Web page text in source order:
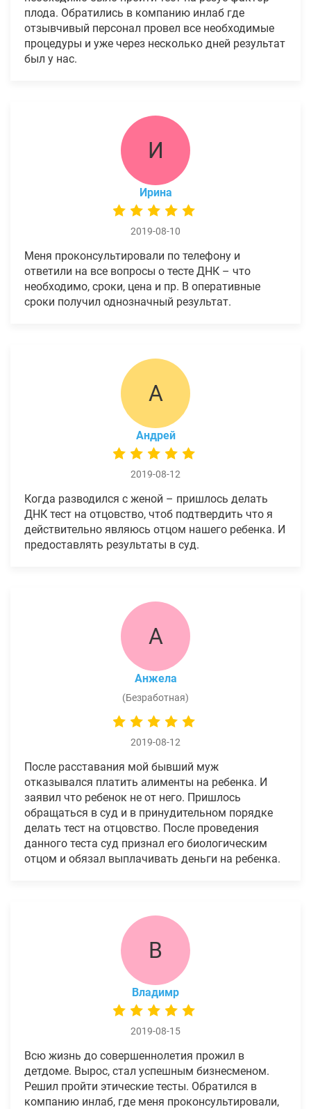
плода. Обратились в компанию инлаб где
отзывчивый персонал провел все необходимые
процедуры и уже через несколько дней результат
был у нас.
И
Ирина
2019-08-10
Меня проконсультировали по телефону и
ответили на все вопросы о тесте ДНК – что
необходимо, сроки, цена и пр. В оперативные
сроки получил однозначный результат.
А
Андрей
2019-08-12
Когда разводился с женой – пришлось делать
ДНК тест на отцовство, чтоб подтвердить что я
действительно являюсь отцом нашего ребенка. И
предоставлять результаты в суд.
А
Анжела
(Безработная)
2019-08-12
После расставания мой бывший муж
отказывался платить алименты на ребенка. И
заявил что ребенок не от него. Пришлось
обращаться в суд и в принудительном порядке
делать тест на отцовство. После проведения
данного теста суд признал его биологическим
отцом и обязал выплачивать деньги на ребенка.
В
Владимр
2019-08-15
Всю жизнь до совершеннолетия прожил в
детдоме. Вырос, стал успешным бизнесменом.
Решил пройти этические тесты. Обратился в
компанию инлаб, где меня проконсультировали,